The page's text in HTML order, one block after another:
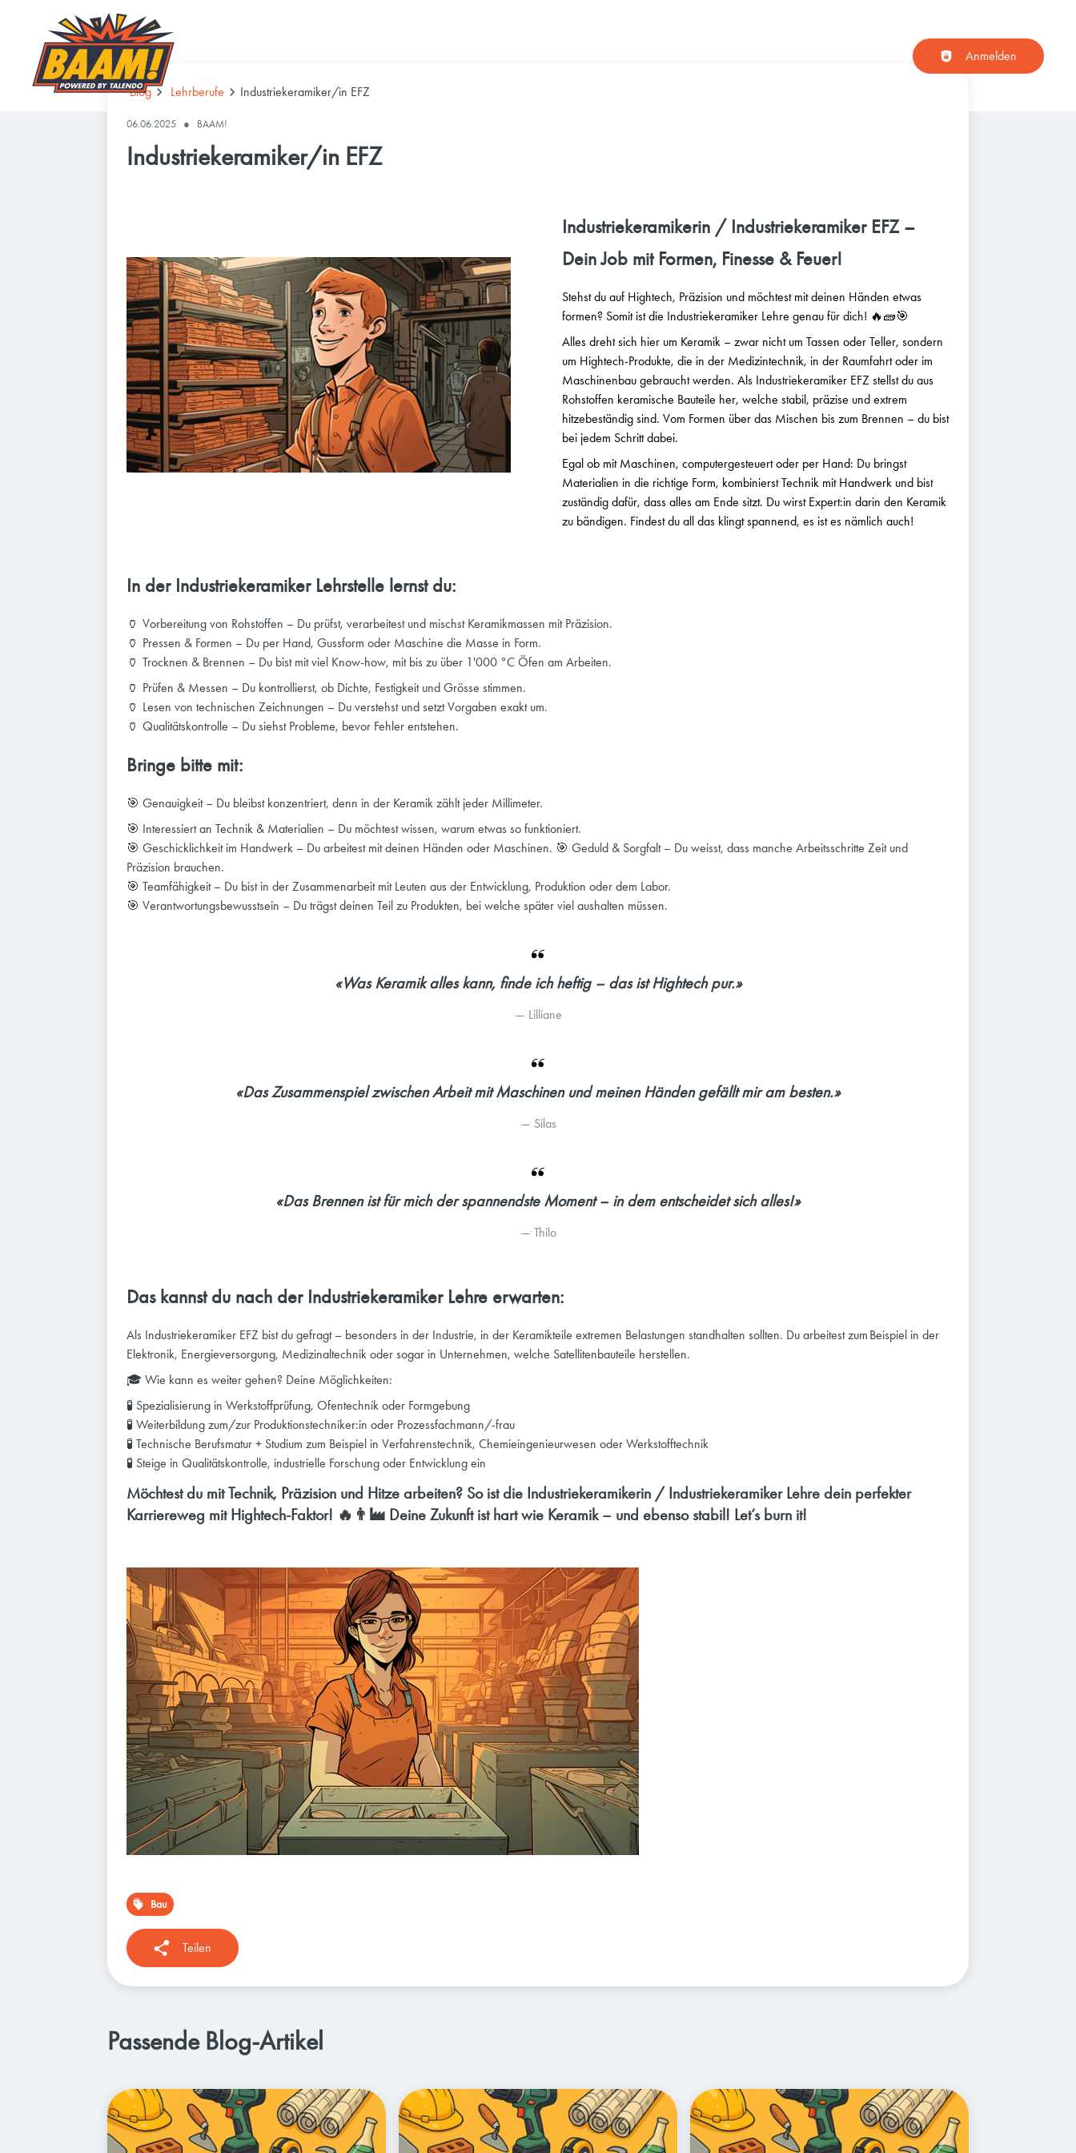
Haupt-Navigation
Anmelden
Blog Lehrberufe Industriekeramiker/in EFZ
06.06.2025 ● BAAM!
Industriekeramiker/in EFZ
Industriekeramikerin / Industriekeramiker EFZ –
Dein Job mit Formen, Finesse & Feuer!
Stehst du auf Hightech, Präzision und möchtest mit deinen Händen etwas
formen? Somit ist die Industriekeramiker Lehre genau für dich! 🔥🧱🎯
Alles dreht sich hier um Keramik – zwar nicht um Tassen oder Teller, sondern
um Hightech-Produkte, die in der Medizintechnik, in der Raumfahrt oder im
Maschinenbau gebraucht werden. Als Industriekeramiker EFZ stellst du aus
Rohstoffen keramische Bauteile her, welche stabil, präzise und extrem
hitzebeständig sind. Vom Formen über das Mischen bis zum Brennen – du bist
bei jedem Schritt dabei.
Egal ob mit Maschinen, computergesteuert oder per Hand: Du bringst
Materialien in die richtige Form, kombinierst Technik mit Handwerk und bist
zuständig dafür, dass alles am Ende sitzt. Du wirst Expert:in darin den Keramik
zu bändigen. Findest du all das klingt spannend, es ist es nämlich auch!
In der Industriekeramiker Lehrstelle lernst du:
🏺 Vorbereitung von Rohstoffen – Du prüfst, verarbeitest und mischst Keramikmassen mit Präzision.
🏺 Pressen & Formen – Du per Hand, Gussform oder Maschine die Masse in Form.
🏺 Trocknen & Brennen – Du bist mit viel Know-how, mit bis zu über 1'000 °C Öfen am Arbeiten.
🏺 Prüfen & Messen – Du kontrollierst, ob Dichte, Festigkeit und Grösse stimmen.
🏺 Lesen von technischen Zeichnungen – Du verstehst und setzt Vorgaben exakt um.
🏺 Qualitätskontrolle – Du siehst Probleme, bevor Fehler entstehen.
Bringe bitte mit:
🎯 Genauigkeit – Du bleibst konzentriert, denn in der Keramik zählt jeder Millimeter.
🎯 Interessiert an Technik & Materialien – Du möchtest wissen, warum etwas so funktioniert.
🎯 Geschicklichkeit im Handwerk – Du arbeitest mit deinen Händen oder Maschinen. 🎯 Geduld & Sorgfalt – Du weisst, dass manche Arbeitsschritte Zeit und
Präzision brauchen.
🎯 Teamfähigkeit – Du bist in der Zusammenarbeit mit Leuten aus der Entwicklung, Produktion oder dem Labor.
🎯 Verantwortungsbewusstsein – Du trägst deinen Teil zu Produkten, bei welche später viel aushalten müssen.
«Was Keramik alles kann, finde ich heftig – das ist Hightech pur.»
— Lilliane
«Das Zusammenspiel zwischen Arbeit mit Maschinen und meinen Händen gefällt mir am besten.»
— Silas
«Das Brennen ist für mich der spannendste Moment – in dem entscheidet sich alles!»
— Thilo
Das kannst du nach der Industriekeramiker Lehre erwarten:
Als Industriekeramiker EFZ bist du gefragt – besonders in der Industrie, in der Keramikteile extremen Belastungen standhalten sollten. Du arbeitest zum Beispiel in der
Elektronik, Energieversorgung, Medizinaltechnik oder sogar in Unternehmen, welche Satellitenbauteile herstellen.
🎓 Wie kann es weiter gehen? Deine Möglichkeiten:
🧪 Spezialisierung in Werkstoffprüfung, Ofentechnik oder Formgebung
🧪 Weiterbildung zum/zur Produktionstechniker:in oder Prozessfachmann/-frau
🧪 Technische Berufsmatur + Studium zum Beispiel in Verfahrenstechnik, Chemieingenieurwesen oder Werkstofftechnik
🧪 Steige in Qualitätskontrolle, industrielle Forschung oder Entwicklung ein
Möchtest du mit Technik, Präzision und Hitze arbeiten? So ist die Industriekeramikerin / Industriekeramiker Lehre dein perfekter
Karriereweg mit Hightech-Faktor! 🔥👨‍🏭 Deine Zukunft ist hart wie Keramik – und ebenso stabil! Let’s burn it!
Bau
Teilen
Passende Blog-Artikel